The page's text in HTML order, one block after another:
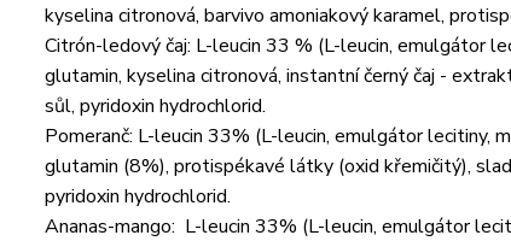
kyselina citronová, barvivo amoniakový karamel,
Citrón-ledový čaj: L-leucin 33 % (L-leucin, emulgátor
glutamin, kyselina citronová, instantní černý čaj -
sůl, pyridoxin hydrochlorid.
Pomeranč: L-leucin 33% (L-leucin, emulgátor lecitiny,
glutamin (8%), protispékavé látky (oxid křemičitý),
pyridoxin hydrochlorid.
Ananas-mango: L-leucin 33% (L-leucin, emulgátor